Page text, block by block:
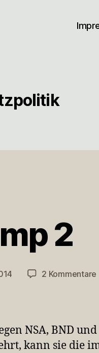
2
2 Kommentare
NSA, BND und
kann sie die